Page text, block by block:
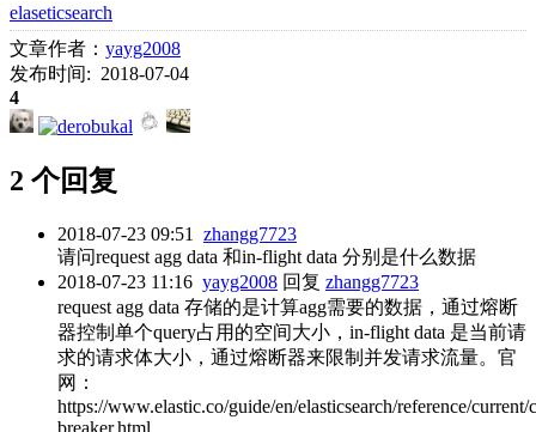
elaseticsearch
文章作者： yayg2008
发布时间: 2018-07-04
4
2 个回复
2018-07-23 09:51
zhangg7723
请问request agg data 和in-flight data 分别是什么数据
2018-07-23 11:16 yayg2008 回复 zhangg7723
request agg data 存储的是计算agg需要的数据，通过熔断
器控制单个query占用的空间大小，in-flight data 是当前请
求的请求体大小，通过熔断器来限制并发请求流量。官
网：
https://www.elastic.co/guide/en/elasticsearch/reference/current/
breaker.html